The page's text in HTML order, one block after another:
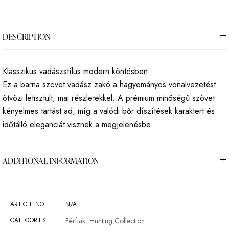
DESCRIPTION
Klasszikus vadászstílus modern köntösben.
Ez a barna szövet vadász zakó a hagyományos vonalvezetést
ötvözi letisztult, mai részletekkel. A prémium minőségű szövet
kényelmes tartást ad, míg a valódi bőr díszítések karaktert és
időtálló eleganciát visznek a megjelenésbe.
ADDITIONAL INFORMATION
ARTICLE NO
N/A
CATEGORIES
Férfiak, Hunting Collection